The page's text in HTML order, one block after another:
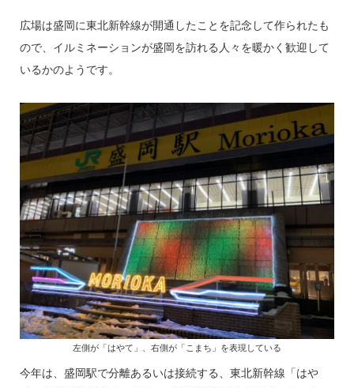
広場は盛岡に東北新幹線が開通したことを記念して作られたも
ので、イルミネーションが盛岡を訪れる人々を暖かく歓迎して
いるかのようです。
左側が「はやて」、右側が「こまち」を表現している
今年は、盛岡駅で分離あるいは接続する、東北新幹線「はや